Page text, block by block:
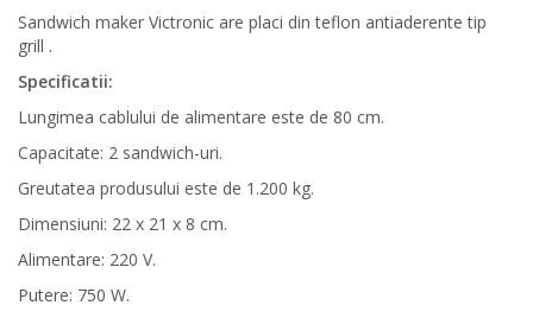
Sandwich maker Victronic are placi din teflon antiaderente tip
grill .
Specificatii:
Lungimea cablului de alimentare este de 80 cm.
Capacitate: 2 sandwich-uri.
Greutatea produsului este de 1.200 kg.
Dimensiuni: 22 x 21 x 8 cm.
Alimentare: 220 V.
Putere: 750 W.